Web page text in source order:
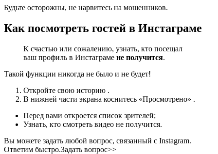
Будьте осторожны, не нарвитесь на мошенников.
Как посмотреть гостей в Инстаграме
К счастью или сожалению, узнать, кто посещал
ваш профиль в Инстаграме не получится.
Такой функции никогда не было и не будет!
Откройте свою историю .
В нижней части экрана коснитесь «Просмотрено» .
Перед вами откроется список зрителей;
Узнать, кто смотреть видео не получится.
Вы можете задать любой вопрос, связанный с Instagram.
Ответим быстро.Задать вопрос>>